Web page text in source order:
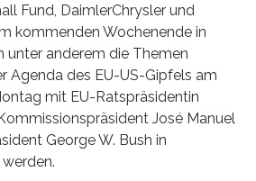
Fund, DaimlerChrysler und
kommenden Wochenende in
unter anderem die Themen
Agenda des EU-US-Gipfels am
mit EU-Ratspräsidentin
José Manuel
George W. Bush in